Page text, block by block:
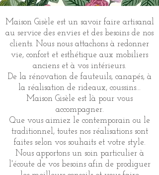
Maison Gisèle est un savoir faire artisanal
au service des envies et des besoins de nos
clients. Nous nous attachons à redonner
vie, confort et esthétique aux mobiliers
anciens et à vos intérieurs.
De la rénovation de fauteuils, canapés, à
la réalisation de rideaux, coussins...
Maison Gisèle est là pour vous
accompagner.
Que vous aimiez le contemporain ou le
traditionnel, toutes nos réalisations sont
faites selon vos souhaits et votre style.
Nous apportons un soin particulier à
l'écoute de vos besoins afin de prodiguer